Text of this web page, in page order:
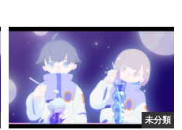
未分類